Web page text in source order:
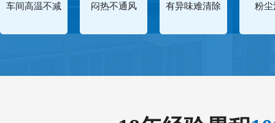
车间高温不减 闷热不通风 有异味难清除 粉尘